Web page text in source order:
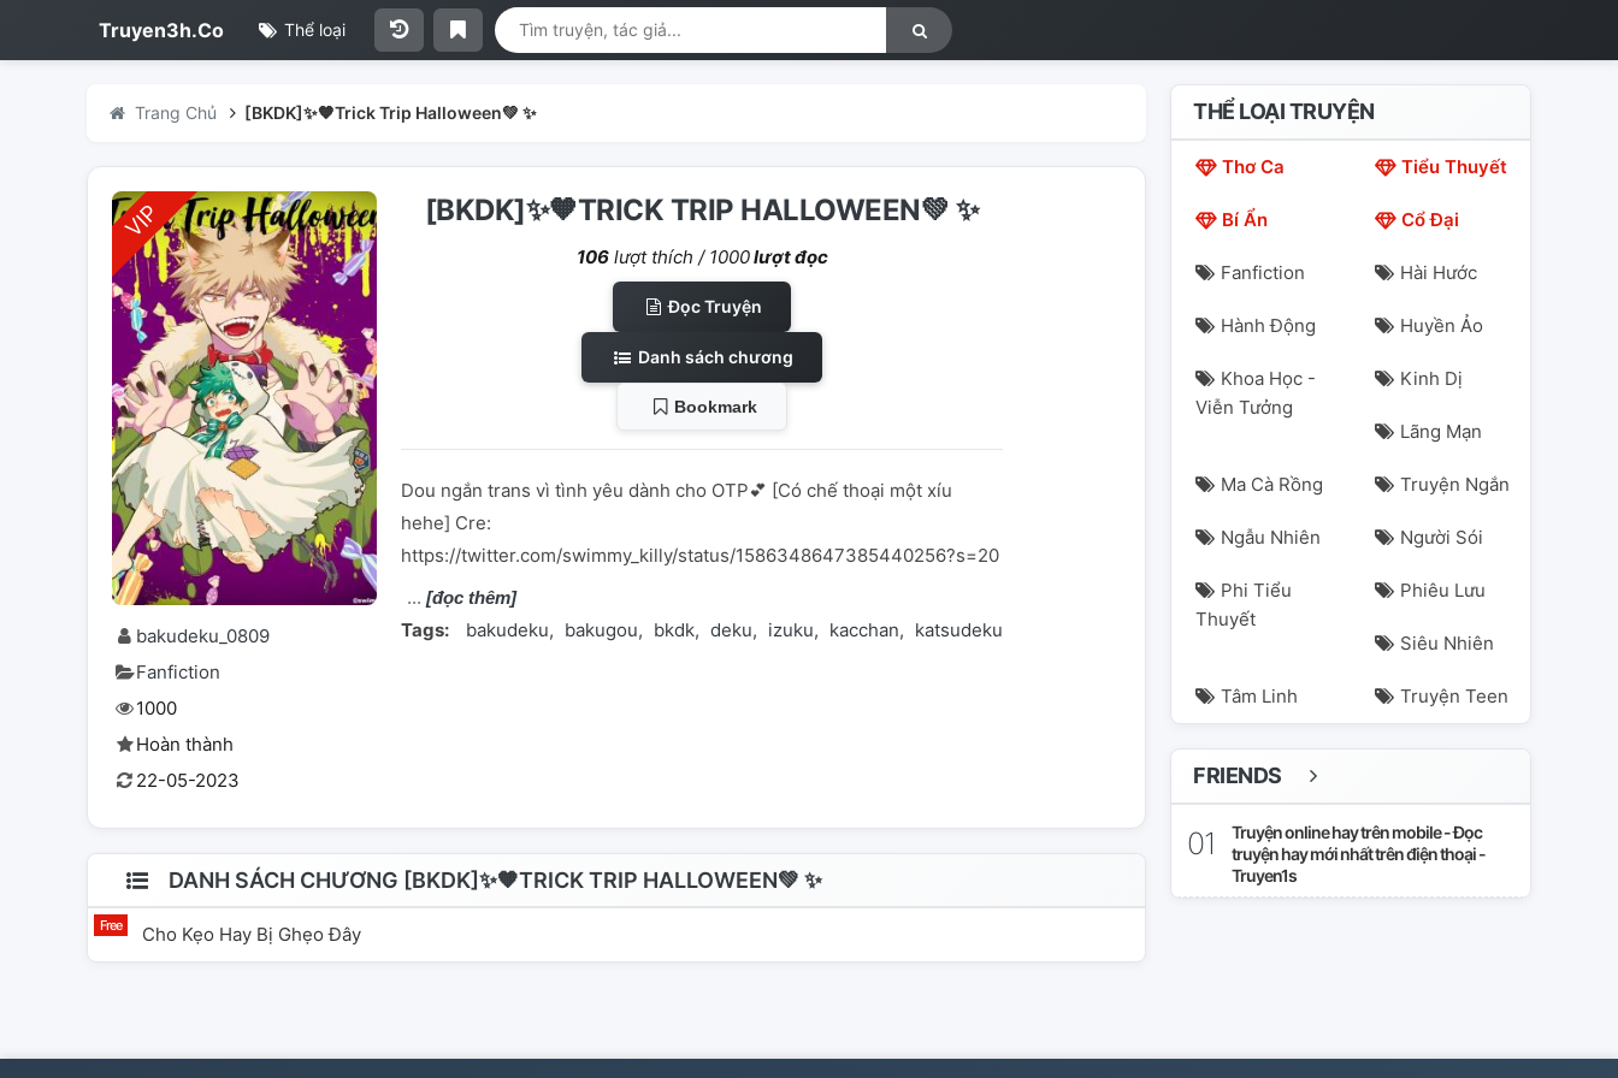
Truyen3h.Co Thể loại
Trang Chủ [BKDK]✨🧡Trick Trip Halloween💚 ✨
bakudeku_0809
Fanfiction
1000
Hoàn thành
22-05-2023
[BKDK]✨🧡TRICK TRIP HALLOWEEN💚 ✨
106lượt thích / 1000lượt đọc
Đọc Truyện
Danh sách chương
Bookmark
Dou ngắn trans vì tình yêu dành cho OTP💕 [Có chế thoại một xíu
hehe] Cre:
https://twitter.com/swimmy_killy/status/1586348647385440256?s=20
[đọc thêm]
Tags: bakudeku bakugou bkdk deku izuku kacchan katsudeku midoriya
DANH SÁCH CHƯƠNG [BKDK]✨🧡TRICK TRIP HALLOWEEN💚 ✨
Cho Kẹo Hay Bị Ghẹo Đây
THỂ LOẠI TRUYỆN
Thơ Ca Tiểu Thuyết
Bí Ẩn Cổ Đại
Fanfiction Hài Hước
Hành Động Huyền Ảo
Khoa Học -
Viễn Tưởng
Kinh Dị
Lãng Mạn
Ma Cà Rồng Truyện Ngắn
Ngẫu Nhiên Người Sói
Phi Tiểu
Thuyết
Phiêu Lưu
Siêu Nhiên
Tâm Linh Truyện Teen
FRIENDS
Truyện online hay trên mobile - Đọc
truyện hay mới nhất trên điện thoại -
Truyen1s